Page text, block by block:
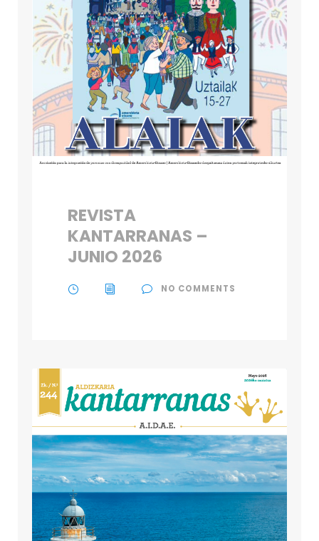
REVISTA
KANTARRANAS –
JUNIO 2026
NO COMMENTS